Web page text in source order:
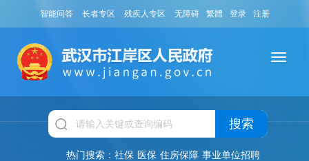
智能问答 长者专区 残疾人专区 无障碍 繁體 登录 注册
搜索
热门搜索： 社保 医保 住房保障 事业单位招聘